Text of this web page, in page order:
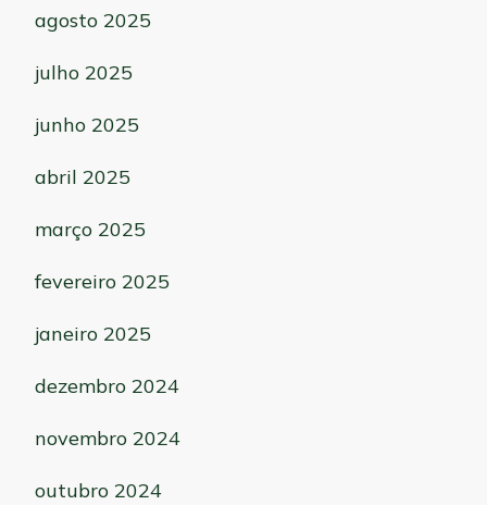
agosto 2025
julho 2025
junho 2025
abril 2025
março 2025
fevereiro 2025
janeiro 2025
dezembro 2024
novembro 2024
outubro 2024